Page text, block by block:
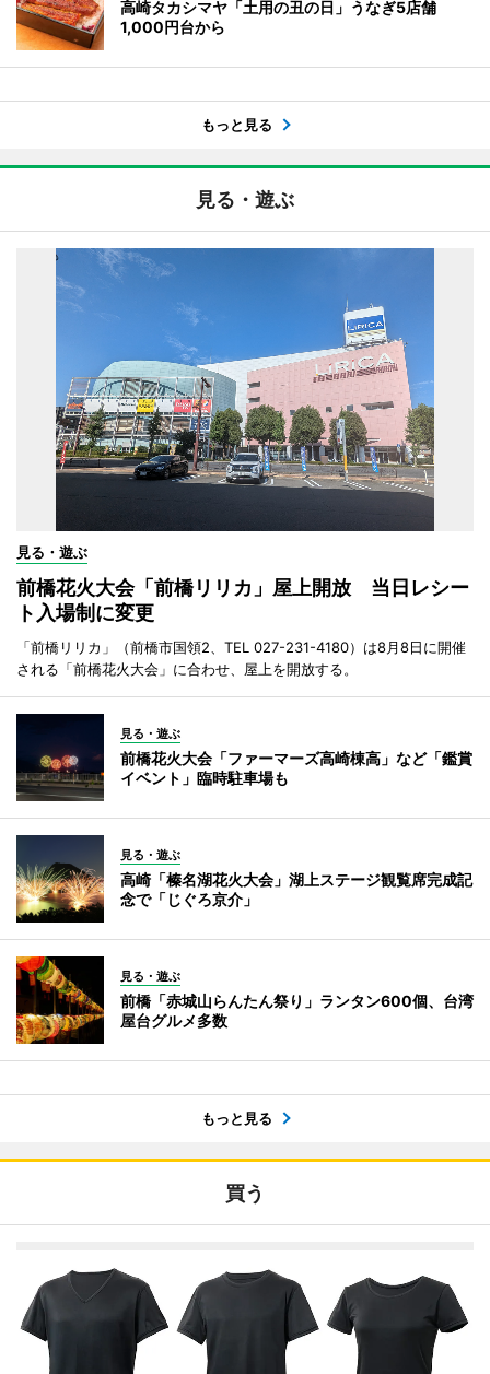
高崎タカシマヤ「土用の丑の日」うなぎ5店舗
1,000円台から
もっと見る
見る・遊ぶ
見る・遊ぶ
前橋花火大会「前橋リリカ」屋上開放 当日レシー
ト入場制に変更
「前橋リリカ」（前橋市国領2、TEL 027-231-4180）は8月8日に開催
される「前橋花火大会」に合わせ、屋上を開放する。
見る・遊ぶ
前橋花火大会「ファーマーズ高崎棟高」など「鑑賞
イベント」臨時駐車場も
見る・遊ぶ
高崎「榛名湖花火大会」湖上ステージ観覧席完成記
念で「じぐろ京介」
見る・遊ぶ
前橋「赤城山らんたん祭り」ランタン600個、台湾
屋台グルメ多数
もっと見る
買う